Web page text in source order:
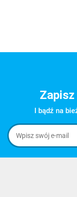
I bądź na